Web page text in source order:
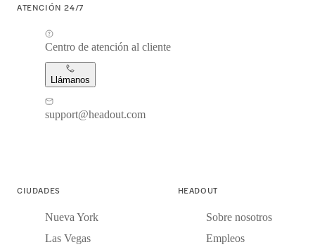
ATENCIÓN 24/7
Centro de atención al cliente
Llámanos
support@headout.com
CIUDADES
Nueva York
Las Vegas
HEADOUT
Sobre nosotros
Empleos